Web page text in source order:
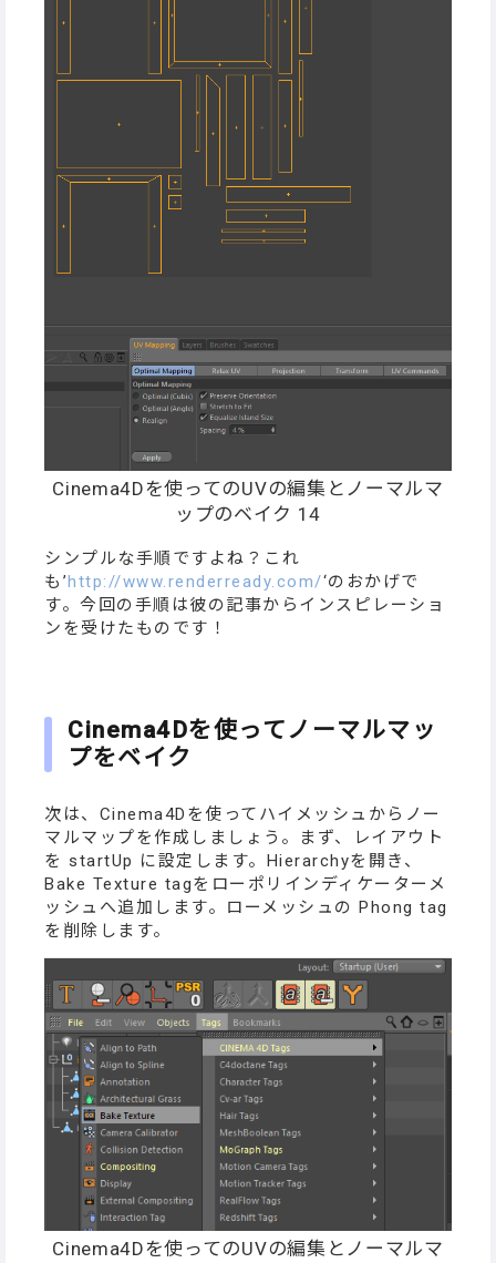
Cinema4Dを使ってのUVの編集とノーマルマ
ップのベイク 14
シンプルな手順ですよね？これ
も’ http://www.renderready.com/‘のおかげで
す。今回の手順は彼の記事からインスピレーショ
ンを受けたものです！
Cinema4Dを使ってノーマルマッ
プをベイク
次は、Cinema4Dを使ってハイメッシュからノー
マルマップを作成しましょう。まず、レイアウト
を startUp に設定します。Hierarchyを開き、
Bake Texture tagをローポリインディケーターメ
ッシュへ追加します。ローメッシュの Phong tag
を削除します。
Cinema4Dを使ってのUVの編集とノーマルマ